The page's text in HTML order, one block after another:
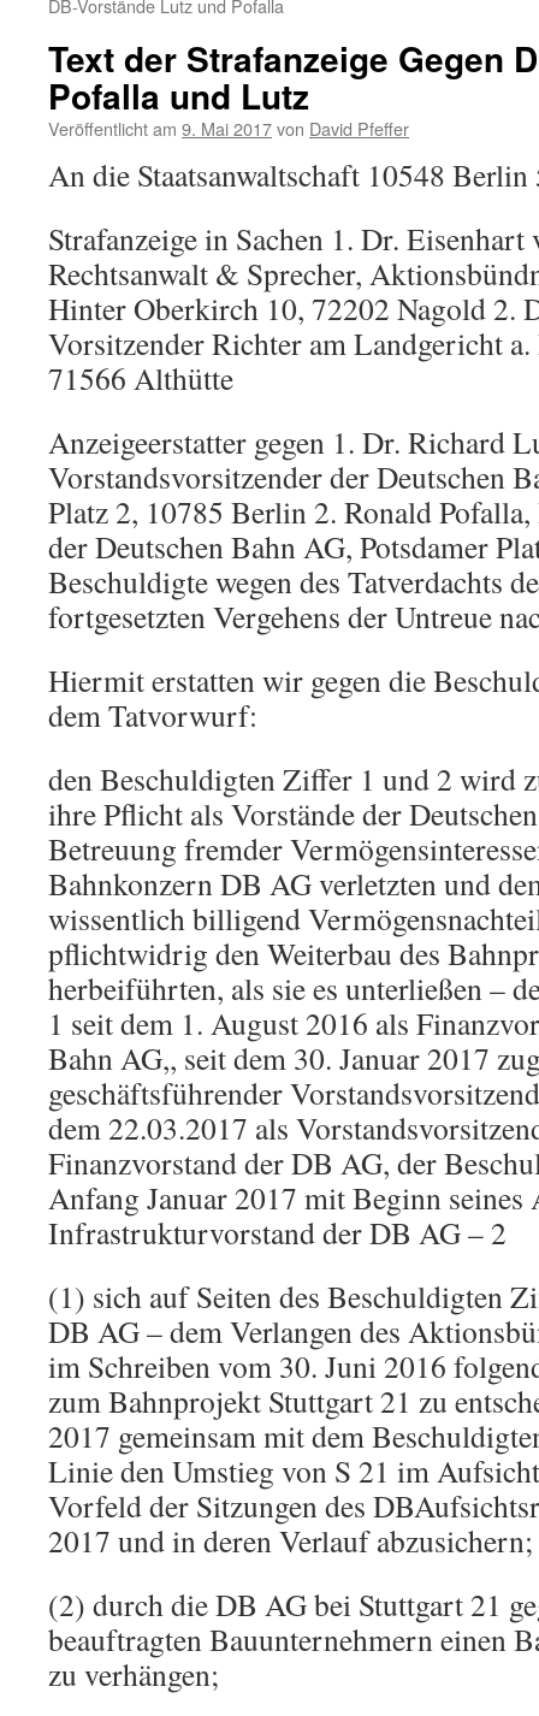
DB-Vorstände Lutz und Pofalla
Text der Strafanzeige Gegen
Pofalla und Lutz
Veröffentlicht am 9. Mai 2017von David Pfeffer
An die Staatsanwaltschaft 10548
Strafanzeige in Sachen 1. Dr. Eisenhart
Rechtsanwalt & Sprecher,
Hinter Oberkirch 10, 72202 Nagold 2.
Vorsitzender Richter am Landgericht a.
71566 Althütte
Anzeigeerstatter gegen 1. Dr. Richard
Vorstandsvorsitzender der Deutschen
Platz 2, 10785 Berlin 2. Ronald
der Deutschen Bahn AG, Potsdamer
Beschuldigte wegen des Tatverdachts
fortgesetzten Vergehens der Untreue
Hiermit erstatten wir gegen die
dem Tatvorwurf:
den Beschuldigten Ziffer 1 und 2 wird
ihre Pflicht als Vorstände der
Betreuung fremder
Bahnkonzern DB AG verletzten und
wissentlich billigend
pflichtwidrig den Weiterbau des
herbeiführten, als sie es unterließen –
1 seit dem 1. August 2016 als
Bahn AG,, seit dem 30. Januar 2017
geschäftsführender
dem 22.03.2017 als
Finanzvorstand der DB AG, der
Anfang Januar 2017 mit Beginn seines
Infrastrukturvorstand der DB AG – 2
(1) sich auf Seiten des Beschuldigten
DB AG – dem Verlangen des
im Schreiben vom 30. Juni 2016
zum Bahnprojekt Stuttgart 21 zu
2017 gemeinsam mit dem
Linie den Umstieg von S 21 im
Vorfeld der Sitzungen des
2017 und in deren Verlauf abzusichern;
(2) durch die DB AG bei Stuttgart 21
beauftragten Bauunternehmern einen
zu verhängen;